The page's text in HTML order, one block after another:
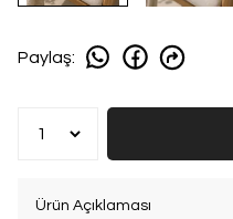
Paylaş:
Ürün Açıklaması